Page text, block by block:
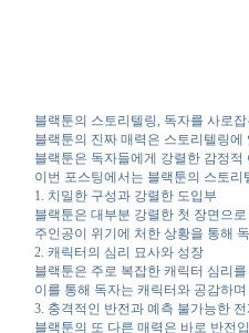
블랙툰의 스토리텔링, 독자를 사로잡
블랙툰의 진짜 매력은 스토리텔링에
블랙툰은 독자들에게 강렬한 감정적
이번 포스팅에서는 블랙툰의 스토
1. 치밀한 구성과 강렬한 도입부
블랙툰은 대부분 강렬한 첫 장면으
주인공이 위기에 처한 상황을 통해
2. 캐릭터의 심리 묘사와 성장
블랙툰은 주로 복잡한 캐릭터 심리
이를 통해 독자는 캐릭터와 공감하
3. 충격적인 반전과 예측 불가능한 전
블랙툰의 또 다른 매력은 바로 반전